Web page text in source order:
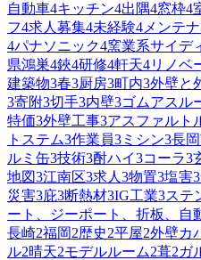
自動車4キッチン4出隅4窓枠4
フ4求人募集4未経験4 メンテ
4パナソニック4窯業系サイ
県鴻巣4鋏4研修4軒天4リノベ
建築物3春3厨房3町内3外壁と
3寄附3切手3内壁3ゴムアスル
特価3外壁工事3アスファルト
トステム3作業員3 ミシン3長
ルミ缶3技術3酎ハイ3コーラ3
地図3江南区3求人 3物置3塩害3
災害3庇3断熱材3IG工業3ステ
ート、ジーポート、折板、自
長崎2福岡2歴史2平屋2外壁カ
ル2晴天2モデルルーム2葺2ガ